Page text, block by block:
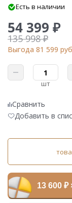
Есть в наличии
54 399 ₽
135 998 ₽
Выгода 81 599
шт
Сравнить
Добавить в
13 600 ₽